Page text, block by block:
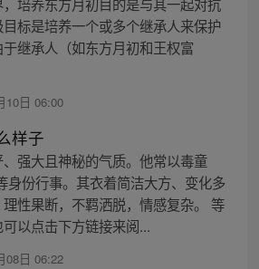
标是培养一个或多个继承人来保护
继承人（如东方月初和王权富
10日 06:00
样子
强大且神秘的气质。他常以毒童
身份行事。其衣着简洁大方、变化多
性果断，不羁洒脱，情感复杂。 等
以点击下方链接来阅...
08日 06:22